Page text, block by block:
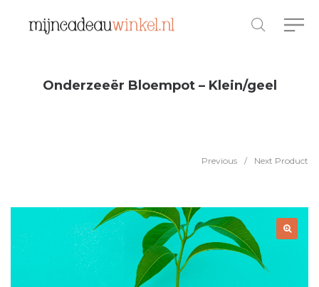
Onderzeeër Bloempot – Klein/geel
Previous / Next Product